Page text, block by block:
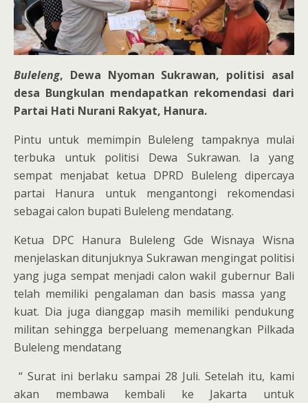
Buleleng, Dewa Nyoman Sukrawan, politisi asal
desa Bungkulan mendapatkan rekomendasi dari
Partai Hati Nurani Rakyat, Hanura.
Pintu untuk memimpin Buleleng tampaknya mulai
terbuka untuk politisi Dewa Sukrawan. Ia yang
sempat menjabat ketua DPRD Buleleng dipercaya
partai Hanura untuk mengantongi rekomendasi
sebagai calon bupati Buleleng mendatang.
Ketua DPC Hanura Buleleng Gde Wisnaya Wisna
menjelaskan ditunjuknya Sukrawan mengingat politisi
yang juga sempat menjadi calon wakil gubernur Bali
telah memiliki pengalaman dan basis massa yang
kuat. Dia juga dianggap masih memiliki pendukung
militan sehingga berpeluang memenangkan Pilkada
Buleleng mendatang
“ Surat ini berlaku sampai 28 Juli. Setelah itu, kami
akan membawa kembali ke Jakarta untuk